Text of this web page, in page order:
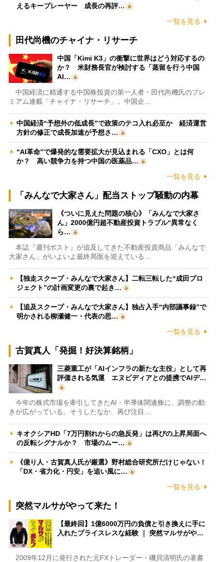
えるキープレーヤー 成長の再評…
一覧を見る
田代尚機のチャイナ・リサーチ
中国「Kimi K3」の衝撃に世界はどう対応するの
か？ 米財務長官が検討する「蒸留を行う中国
AI…
中国経済に精通する中国株投資の第一人者・田代尚機氏のプレ
ミアム連載「チャイナ・リサーチ」。中国企…
中国経済“予想外の低成長”で政策のテコ入れ必至か 経済運営
方針の修正で成長加速が予想さ…
“AI革命”で爆発的な需要拡大が見込まれる「CXO」とは何
か？ 高い競争力を持つ中国の医薬品…
一覧を見る
「みんなで大家さん」配当ストップ騒動の内幕
《ついに見えた問題の核心》「みんなで大家さ
ん」2000億円超不動産投資トラブル“異常なく
ら…
本誌『週刊ポスト』が追及してきた不動産投資商品「みんなで
大家さん」がいよいよ最終局面を迎えている…
【独走スクープ・みんなで大家さん】二転三転した“成田プロ
ジェクト”の計画変更の裏で起き…
【追及スクープ・みんなで大家さん】独占入手“内部議事録”で
明かされる柳瀬健一・代表の思…
一覧を見る
古賀真人「発掘！好決算銘柄」
三菱重工が「AIインフラの新たな主役」として再
評価される気運 エヌビディアとの提携でAIデ…
今年の株式市場を牽引してきたAI・半導体関連株に、調整の動
きが広がっている。そうしたなか、再び注目…
キオクシアHD「7万円割れからの急反発」は再びの上昇局面へ
の反転シグナルか？ 市場のムー…
《億り人・古賀真人氏が厳選》野村総合研究所だけじゃない！
「DX・省力化・円安」を追い風に…
一覧を見る
突然マルサがやって来た！
【最終回】1億6000万円の負債と引き換えに手に
入れたプライスレスな経験 ｜ 突然マルサがや…
2009年12月に発行された元FXトレーダー・磯貝清明氏の著書